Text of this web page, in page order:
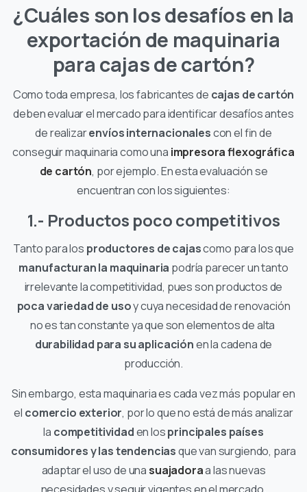
¿Cuáles son los desafíos en la
exportación de maquinaria
para cajas de cartón?
Como toda empresa, los fabricantes de cajas de cartón
deben evaluar el mercado para identificar desafíos antes
de realizarenvíos internacionalescon el fin de
conseguir maquinaria como una impresora flexográfica
de cartón, por ejemplo. En esta evaluación se
encuentran con los siguientes:
1.- Productos poco competitivos
Tanto para los productores de cajascomo para los que
manufacturan la maquinaria podría parecer un tanto
irrelevante la competitividad, pues son productos de
poca variedad de usoy cuya necesidad de renovación
no es tan constante ya que son elementos de alta
durabilidad para su aplicaciónen la cadena de
producción.
Sin embargo, esta maquinaria es cada vez más popular en
el comercio exterior, por lo que no está de más analizar
la competitividaden losprincipales países
consumidores y las tendenciasque van surgiendo, para
adaptar el uso de unasuajadoraa las nuevas